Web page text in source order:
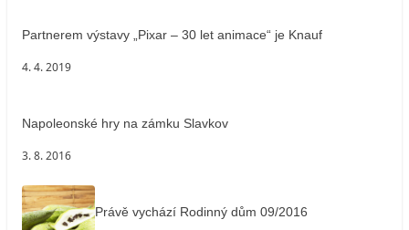
Partnerem výstavy „Pixar – 30 let animace“ je Knauf
4. 4. 2019
Napoleonské hry na zámku Slavkov
3. 8. 2016
Právě vychází Rodinný dům 09/2016